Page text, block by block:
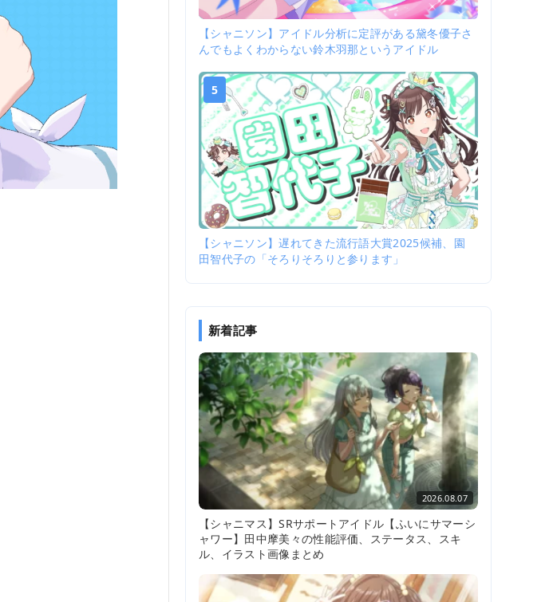
【シャニソン】アイドル分析に定評がある黛冬優子さ
んでもよくわからない鈴木羽那というアイドル
5
【シャニソン】遅れてきた流行語大賞2025候補、園
田智代子の「そろりそろりと参ります」
新着記事
2026.08.07
【シャニマス】SRサポートアイドル【ふいにサマーシ
ャワー】田中摩美々の性能評価、ステータス、スキ
ル、イラスト画像まとめ